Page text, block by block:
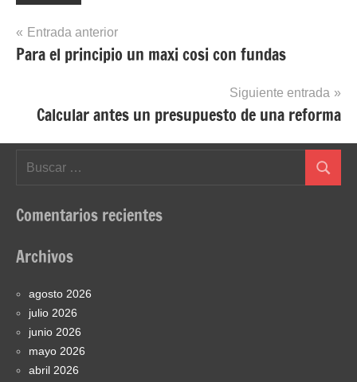
Navegación
de
Entrada anterior
Para el principio un maxi cosi con fundas
Siguiente entrada
Calcular antes un presupuesto de una reforma
Buscar
Comentarios recientes
Archivos
agosto 2026
julio 2026
junio 2026
mayo 2026
abril 2026